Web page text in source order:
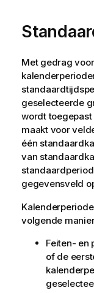
Met gedrag
geselecteerde
wordt toegepast
maakt voor
één
van
gegevensveld
volgende
Feiten- en
of de